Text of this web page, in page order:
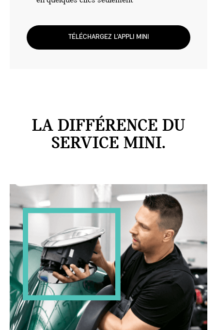
TÉLÉCHARGEZ L’APPLI MINI
LA DIFFÉRENCE DU
SERVICE MINI.